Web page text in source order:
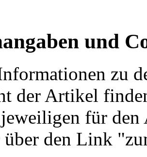
und
zu
der Artikel
für
über den Link